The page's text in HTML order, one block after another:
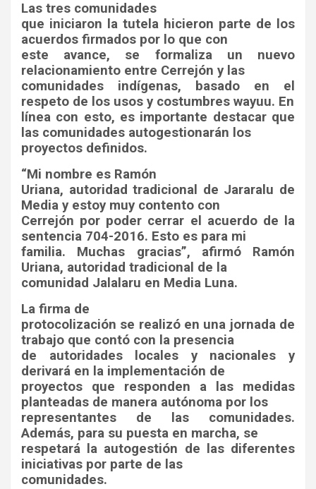
Las tres comunidades
que iniciaron la tutela hicieron parte de los
acuerdos firmados por lo que con
este avance, se formaliza un nuevo
relacionamiento entre Cerrejón y las
comunidades indígenas, basado en el
respeto de los usos y costumbres wayuu. En
línea con esto, es importante destacar que
las comunidades autogestionarán los
proyectos definidos.
“Mi nombre es Ramón
Uriana, autoridad tradicional de Jararalu de
Media y estoy muy contento con
Cerrejón por poder cerrar el acuerdo de la
sentencia 704-2016. Esto es para mi
familia. Muchas gracias”, afirmó Ramón
Uriana, autoridad tradicional de la
comunidad Jalalaru en Media Luna.
La firma de
protocolización se realizó en una jornada de
trabajo que contó con la presencia
de autoridades locales y nacionales y
derivará en la implementación de
proyectos que responden a las medidas
planteadas de manera autónoma por los
representantes de las comunidades.
Además, para su puesta en marcha, se
respetará la autogestión de las diferentes
iniciativas por parte de las
comunidades.